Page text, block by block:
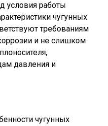
условия работы
чугунных
требованиям
и не слишком
давления и
чугунных